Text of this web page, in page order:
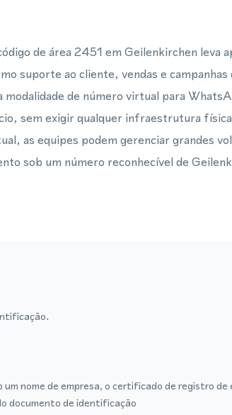
de área 2451 em Geilenkirchen leva
suporte ao cliente, vendas e
de número virtual para
sem exigir qualquer infraestrutura
as equipes podem gerenciar grandes
sob um número reconhecível de
nome de empresa, o certificado de registro de
documento de identificação